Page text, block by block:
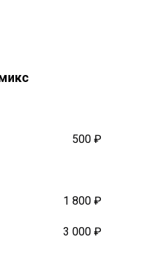
500 ₽
1 800 ₽
3 000 ₽